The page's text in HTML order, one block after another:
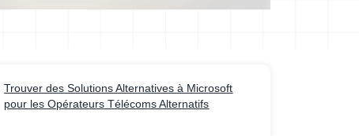
Trouver des Solutions Alternatives à Microsoft
pour les Opérateurs Télécoms Alternatifs